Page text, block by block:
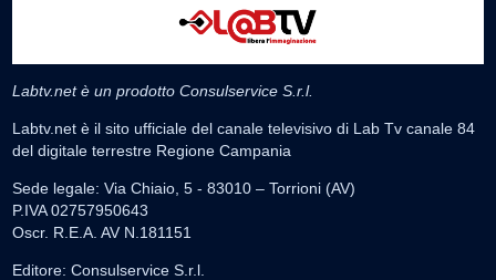
Labtv.net è un prodotto Consulservice S.r.l.
Labtv.net è il sito ufficiale del canale televisivo di Lab Tv canale 84
del digitale terrestre Regione Campania
Sede legale: Via Chiaio, 5 - 83010 – Torrioni (AV)
P.IVA 02757950643
Oscr. R.E.A. AV N.181151
Editore: Consulservice S.r.l.